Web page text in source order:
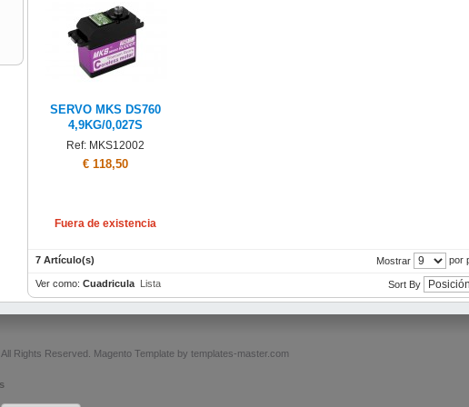
SERVO MKS DS760
4,9KG/0,027S
Ref: MKS12002
€ 118,50
Fuera de existencia
7 Artículo(s) Mostrar por
Ver como: Cuadricula Lista Sort By
Rights Reserved. Magento Template by templates-master.com